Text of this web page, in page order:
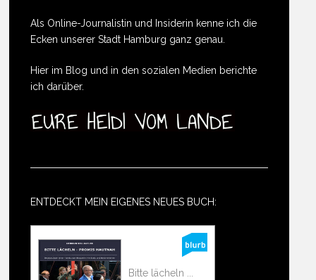
Als Online-Journalistin und Insiderin kenne ich die
Ecken unserer Stadt Hamburg ganz genau.
Hier im Blog und in den sozialen Medien berichte
ich darüber.
ENTDECKT MEIN EIGENES NEUES BUCH:
Bitte lächeln ...